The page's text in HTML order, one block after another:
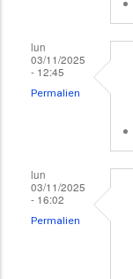
lun
03/11/2025
- 12:45
Permalien
lun
03/11/2025
- 16:02
Permalien